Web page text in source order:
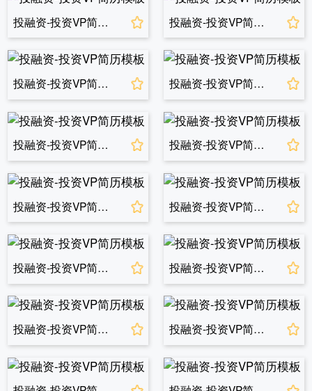
投融资-投资VP简历模板 投融资-投资VP简历模板
投融资-投资VP简历模板 投融资-投资VP简历模板
投融资-投资VP简历模板 投融资-投资VP简历模板
投融资-投资VP简历模板 投融资-投资VP简历模板
投融资-投资VP简历模板 投融资-投资VP简历模板
投融资-投资VP简历模板 投融资-投资VP简历模板